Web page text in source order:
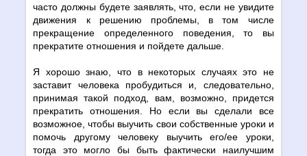
часто должны будете заявлять, что, если не увидите
движения к решению проблемы, в том числе
прекращение определенного поведения, то вы
прекратите отношения и пойдете дальше.
Я хорошо знаю, что в некоторых случаях это не
заставит человека пробудиться и, следовательно,
принимая такой подход, вам, возможно, придется
прекратить отношения. Но если вы сделали все
возможное, чтобы выучить свои собственные уроки и
помочь другому человеку выучить его/ее уроки,
тогда это могло бы быть фактически наилучшим